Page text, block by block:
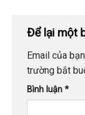
Để lại một
Email của
trường bắt
Bình luận *